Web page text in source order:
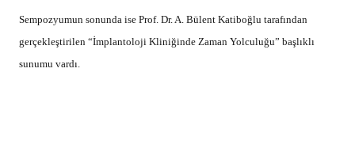
Sempozyumun sonunda ise Prof. Dr. A. Bülent Katiboğlu tarafından
gerçekleştirilen “İmplantoloji Kliniğinde Zaman Yolculuğu” başlıklı
sunumu vardı.